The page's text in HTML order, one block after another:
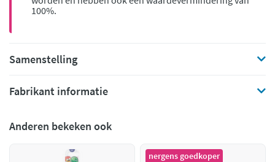
100%.
Samenstelling
Fabrikant informatie
Anderen bekeken ook
nergens goedkoper